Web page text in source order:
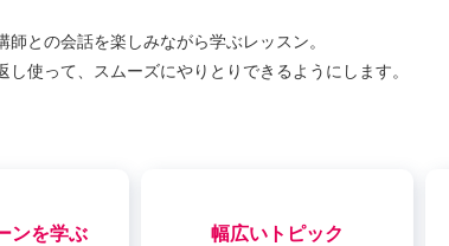
師との会話を楽しみながら学ぶレッスン。
し使って、スムーズにやりとりできるようにします。
ンを学ぶ 幅広いトピック